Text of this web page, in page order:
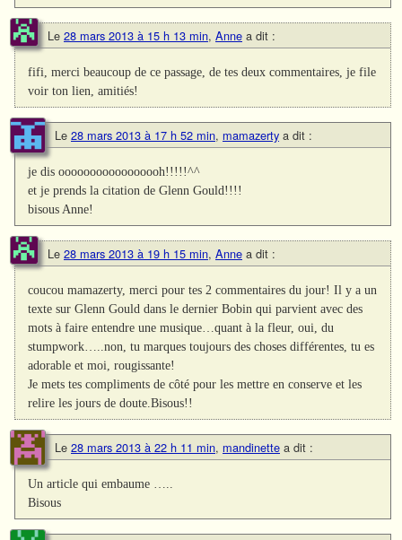
Le 28 mars 2013 à 15 h 13 min, Anne a dit :
fifi, merci beaucoup de ce passage, de tes deux commentaires, je file
voir ton lien, amitiés!
Le 28 mars 2013 à 17 h 52 min, mamazerty a dit :
je dis ooooooooooooooooh!!!!!^^
et je prends la citation de Glenn Gould!!!!
bisous Anne!
Le 28 mars 2013 à 19 h 15 min, Anne a dit :
coucou mamazerty, merci pour tes 2 commentaires du jour! Il y a un
texte sur Glenn Gould dans le dernier Bobin qui parvient avec des
mots à faire entendre une musique…quant à la fleur, oui, du
stumpwork…..non, tu marques toujours des choses différentes, tu es
adorable et moi, rougissante!
Je mets tes compliments de côté pour les mettre en conserve et les
relire les jours de doute.Bisous!!
Le 28 mars 2013 à 22 h 11 min, mandinette a dit :
Un article qui embaume …..
Bisous